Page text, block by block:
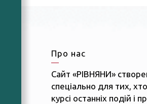
Про нас
Сайт «РІВНЯНИ»
спеціально для тих,
курсі останніх подій і